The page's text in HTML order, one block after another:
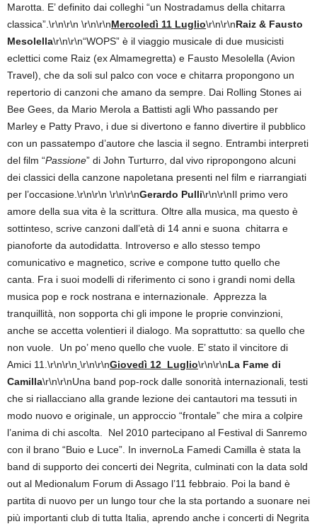
Marotta. E’ definito dai colleghi “un Nostradamus della chitarra
classica”.\r\n\r\n \r\n\r\nMercoledì 11 Luglio\r\n\r\nRaiz & Fausto
Mesolella\r\n\r\n“WOPS” è il viaggio musicale di due musicisti
eclettici come Raiz (ex Almamegretta) e Fausto Mesolella (Avion
Travel), che da soli sul palco con voce e chitarra propongono un
repertorio di canzoni che amano da sempre. Dai Rolling Stones ai
Bee Gees, da Mario Merola a Battisti agli Who passando per
Marley e Patty Pravo, i due si divertono e fanno divertire il pubblico
con un passatempo d’autore che lascia il segno. Entrambi interpreti
del film “Passione” di John Turturro, dal vivo ripropongono alcuni
dei classici della canzone napoletana presenti nel film e riarrangiati
per l’occasione. \r\n\r\n \r\n\r\nGerardo Pulli\r\n\r\nIl primo vero
amore della sua vita è la scrittura. Oltre alla musica, ma questo è
sottinteso, scrive canzoni dall’età di 14 anni e suona chitarra e
pianoforte da autodidatta. Introverso e allo stesso tempo
comunicativo e magnetico, scrive e compone tutto quello che
canta. Fra i suoi modelli di riferimento ci sono i grandi nomi della
musica pop e rock nostrana e internazionale. Apprezza la
tranquillità, non sopporta chi gli impone le proprie convinzioni,
anche se accetta volentieri il dialogo. Ma soprattutto: sa quello che
non vuole. Un po’ meno quello che vuole. E’ stato il vincitore di
Amici 11.\r\n\r\n \r\n\r\nGiovedì 12 Luglio\r\n\r\nLa Fame di
Camilla\r\n\r\nUna band pop-rock dalle sonorità internazionali, testi
che si riallacciano alla grande lezione dei cantautori ma tessuti in
modo nuovo e originale, un approccio “frontale” che mira a colpire
l’anima di chi ascolta. Nel 2010 partecipano al Festival di Sanremo
con il brano “Buio e Luce”. In invernoLa Famedi Camilla è stata la
band di supporto dei concerti dei Negrita, culminati con la data sold
out al Medionalum Forum di Assago l’11 febbraio. Poi la band è
partita di nuovo per un lungo tour che la sta portando a suonare nei
più importanti club di tutta Italia, aprendo anche i concerti di Negrita